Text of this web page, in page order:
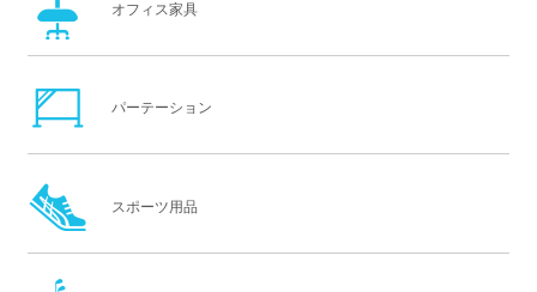
オフィス家具
パーテーション
スポーツ用品